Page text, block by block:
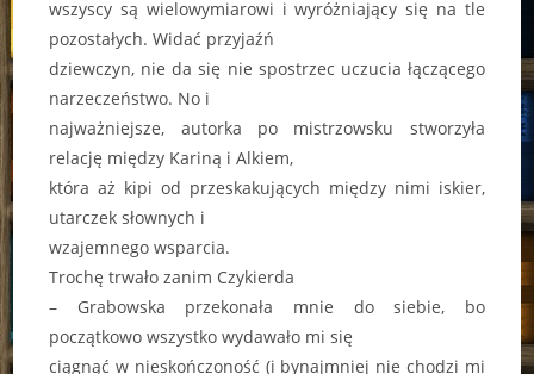
wszyscy są wielowymiarowi i wyróżniający się na tle
pozostałych. Widać przyjaźń
dziewczyn, nie da się nie spostrzec uczucia łączącego
narzeczeństwo. No i
najważniejsze, autorka po mistrzowsku stworzyła
relację między Kariną i Alkiem,
która aż kipi od przeskakujących między nimi iskier,
utarczek słownych i
wzajemnego wsparcia.
Trochę trwało zanim Czykierda
– Grabowska przekonała mnie do siebie, bo
początkowo wszystko wydawało mi się
ciągnąć w nieskończoność (i bynajmniej nie chodzi mi